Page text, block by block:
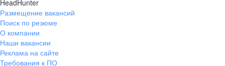
HeadHunter
Размещение вакансий
Поиск по резюме
О компании
Наши вакансии
Реклама на сайте
Требования к ПО